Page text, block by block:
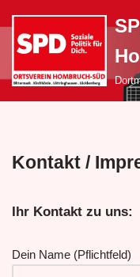
Zum
springen
Kontakt /
Ihr Kontakt zu uns:
Dein Name (Pflichtfeld)